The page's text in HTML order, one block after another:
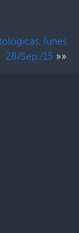
lunes
28/Sep./15 »»